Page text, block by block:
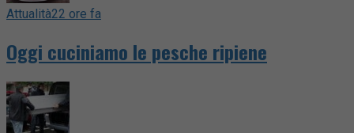
Attualità22 ore fa
Oggi cuciniamo le pesche ripiene